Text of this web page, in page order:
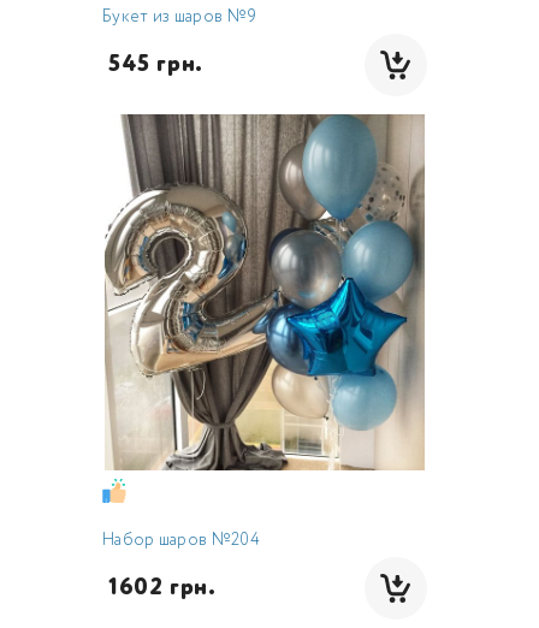
Букет из шаров №9
545 грн.
Набор шаров №204
1602 грн.